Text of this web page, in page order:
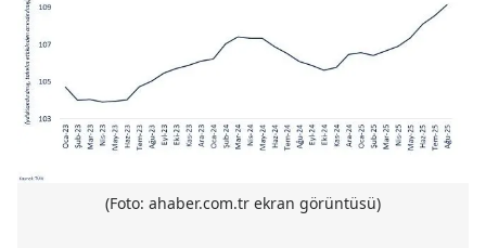
(Foto: ahaber.com.tr ekran görüntüsü)